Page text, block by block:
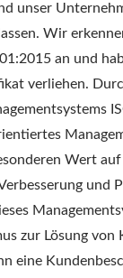
unser
Wir
an und
verliehen.
Wert
und
zur Lösung von
eine